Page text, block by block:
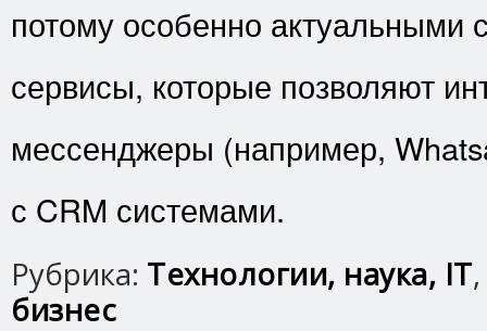
потому особенно актуальными
сервисы, которые позволяют
мессенджеры (например,
с CRM системами.
Рубрика: Технологии, наука, IT,
бизнес